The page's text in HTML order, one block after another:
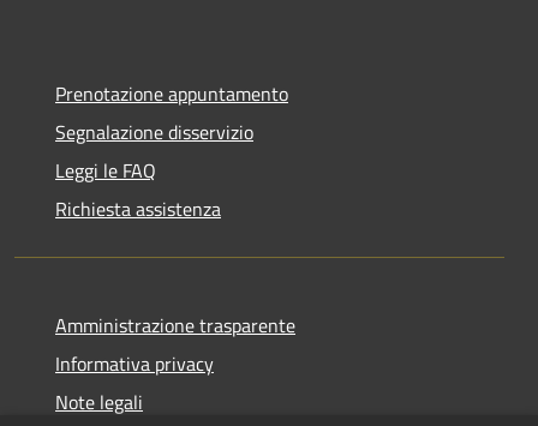
Prenotazione appuntamento
Segnalazione disservizio
Leggi le FAQ
Richiesta assistenza
Amministrazione trasparente
Informativa privacy
Note legali